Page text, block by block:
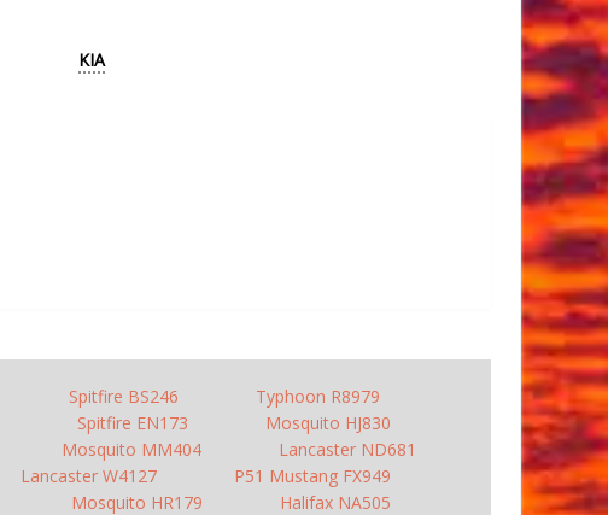
KIA
Spitfire BS246
Typhoon R8979
Spitfire EN173
Mosquito HJ830
Mosquito MM404
Lancaster ND681
Lancaster W4127
P51 Mustang FX949
Mosquito HR179
Halifax NA505